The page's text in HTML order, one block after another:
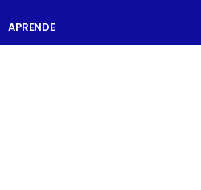
APRENDE